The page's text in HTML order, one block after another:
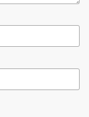
スクにコピーで